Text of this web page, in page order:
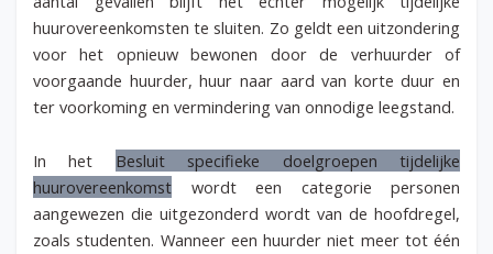
huurovereenkomsten te sluiten. Zo geldt een uitzondering
voor het opnieuw bewonen door de verhuurder of
voorgaande huurder, huur naar aard van korte duur en
ter voorkoming en vermindering van onnodige leegstand.
In het Besluit specifieke doelgroepen tijdelijke
huurovereenkomst wordt een categorie personen
aangewezen die uitgezonderd wordt van de hoofdregel,
zoals studenten. Wanneer een huurder niet meer tot één